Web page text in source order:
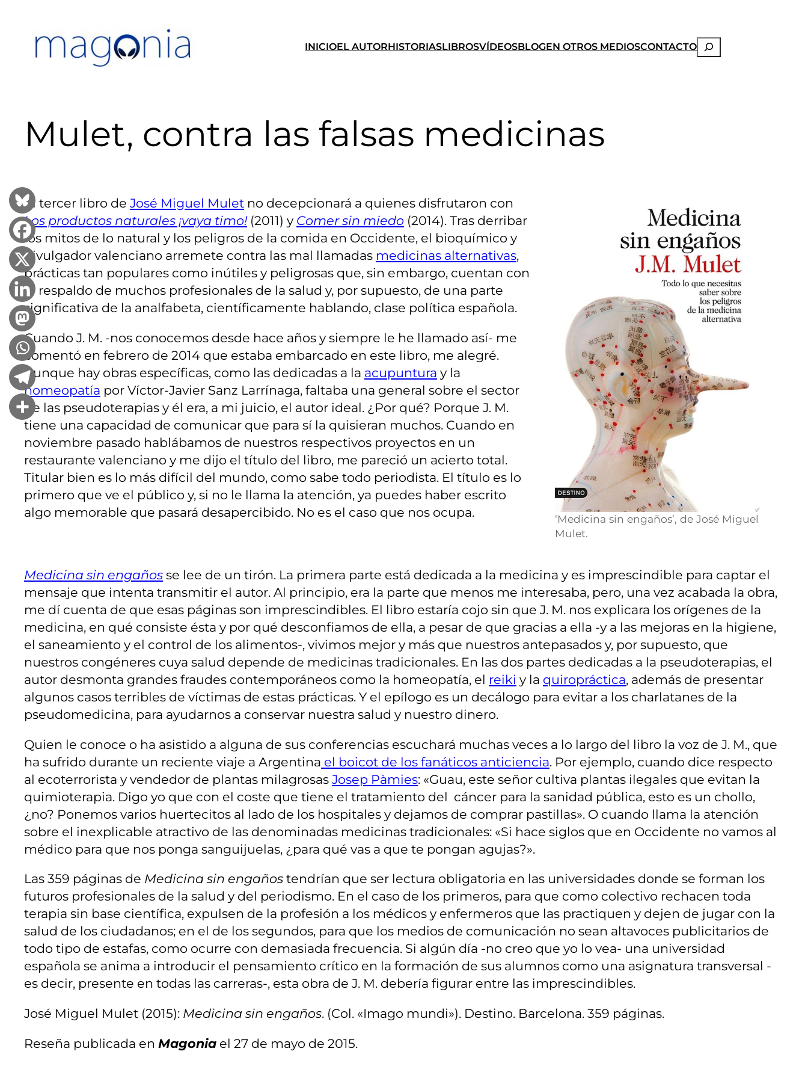
contenido
INICIOEL AUTORHISTORIASLIBROSVÍDEOSBLOGEN OTROS MEDIOSCONTACTOBuscar
Mulet, contra las falsas medicinas
El tercer libro de José Miguel Mulet no decepcionará a quienes disfrutaron con
Los productos naturales ¡vaya timo!(2011) y Comer sin miedo (2014). Tras derribar
los mitos de lo natural y los peligros de la comida en Occidente, el bioquímico y
divulgador valenciano arremete contra las mal llamadas medicinas alternativas,
prácticas tan populares como inútiles y peligrosas que, sin embargo, cuentan con
el respaldo de muchos profesionales de la salud y, por supuesto, de una parte
significativa de la analfabeta, científicamente hablando, clase política española.
Cuando J. M. -nos conocemos desde hace años y siempre le he llamado así- me
comentó en febrero de 2014 que estaba embarcado en este libro, me alegré.
Aunque hay obras específicas, como las dedicadas a la acupuntura y la
homeopatía por Víctor-Javier Sanz Larrínaga, faltaba una general sobre el sector
de las pseudoterapias y él era, a mi juicio, el autor ideal. ¿Por qué? Porque J. M.
tiene una capacidad de comunicar que para sí la quisieran muchos. Cuando en
noviembre pasado hablábamos de nuestros respectivos proyectos en un
restaurante valenciano y me dijo el título del libro, me pareció un acierto total.
Titular bien es lo más difícil del mundo, como sabe todo periodista. El título es lo
primero que ve el público y, si no le llama la atención, ya puedes haber escrito
algo memorable que pasará desapercibido. No es el caso que nos ocupa.
‘Medicina sin engaños’, de José Miguel
Mulet.
Medicina sin engaños se lee de un tirón. La primera parte está dedicada a la medicina y es imprescindible para captar el
mensaje que intenta transmitir el autor. Al principio, era la parte que menos me interesaba, pero, una vez acabada la obra,
me dí cuenta de que esas páginas son imprescindibles. El libro estaría cojo sin que J. M. nos explicara los orígenes de la
medicina, en qué consiste ésta y por qué desconfiamos de ella, a pesar de que gracias a ella -y a las mejoras en la higiene,
el saneamiento y el control de los alimentos-, vivimos mejor y más que nuestros antepasados y, por supuesto, que
nuestros congéneres cuya salud depende de medicinas tradicionales. En las dos partes dedicadas a la pseudoterapias, el
autor desmonta grandes fraudes contemporáneos como la homeopatía, el reiki y la quiropráctica, además de presentar
algunos casos terribles de víctimas de estas prácticas. Y el epílogo es un decálogo para evitar a los charlatanes de la
pseudomedicina, para ayudarnos a conservar nuestra salud y nuestro dinero.
Quien le conoce o ha asistido a alguna de sus conferencias escuchará muchas veces a lo largo del libro la voz de J. M., que
ha sufrido durante un reciente viaje a Argentina el boicot de los fanáticos anticiencia. Por ejemplo, cuando dice respecto
al ecoterrorista y vendedor de plantas milagrosas Josep Pàmies: «Guau, este señor cultiva plantas ilegales que evitan la
quimioterapia. Digo yo que con el coste que tiene el tratamiento del cáncer para la sanidad pública, esto es un chollo,
¿no? Ponemos varios huertecitos al lado de los hospitales y dejamos de comprar pastillas». O cuando llama la atención
sobre el inexplicable atractivo de las denominadas medicinas tradicionales: «Si hace siglos que en Occidente no vamos al
médico para que nos ponga sanguijuelas, ¿para qué vas a que te pongan agujas?».
Las 359 páginas de Medicina sin engaños tendrían que ser lectura obligatoria en las universidades donde se forman los
futuros profesionales de la salud y del periodismo. En el caso de los primeros, para que como colectivo rechacen toda
terapia sin base científica, expulsen de la profesión a los médicos y enfermeros que las practiquen y dejen de jugar con la
salud de los ciudadanos; en el de los segundos, para que los medios de comunicación no sean altavoces publicitarios de
todo tipo de estafas, como ocurre con demasiada frecuencia. Si algún día -no creo que yo lo vea- una universidad
española se anima a introducir el pensamiento crítico en la formación de sus alumnos como una asignatura transversal -
es decir, presente en todas las carreras-, esta obra de J. M. debería figurar entre las imprescindibles.
José Miguel Mulet (2015): Medicina sin engaños. (Col. «Imago mundi»). Destino. Barcelona. 359 páginas.
Reseña publicada en Magonia el 27 de mayo de 2015.